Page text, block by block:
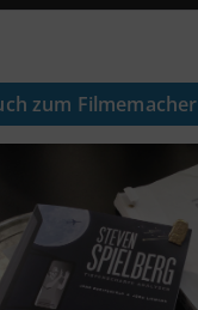
zum Filmemacher